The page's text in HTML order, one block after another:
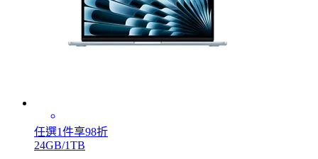
任選1件享98折
24GB/1TB